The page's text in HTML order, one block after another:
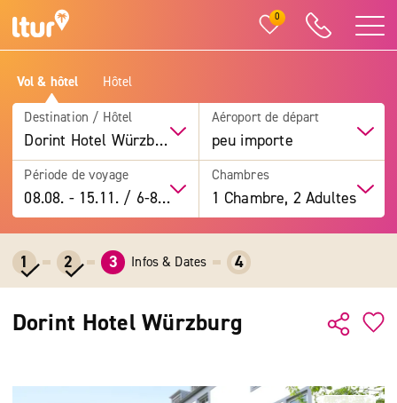
0
Vol & hôtel Hôtel
Destination / Hôtel
Dorint Hotel Würzburg
Aéroport de départ
peu importe
Période de voyage
08.08. -15.11. / 6-8 jours
Chambres
1 Chambre, 2 Adultes
1 2 3 Infos & Dates 4
Dorint Hotel Würzburg